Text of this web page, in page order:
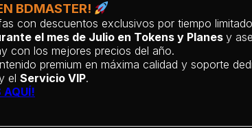
BDMASTER!
con descuentos exclusivos por tiempo
el mes de Julio en Tokens y Planes y
con los mejores precios del año.
premium en máxima calidad y soporte
el Servicio VIP.
AQUÍ!